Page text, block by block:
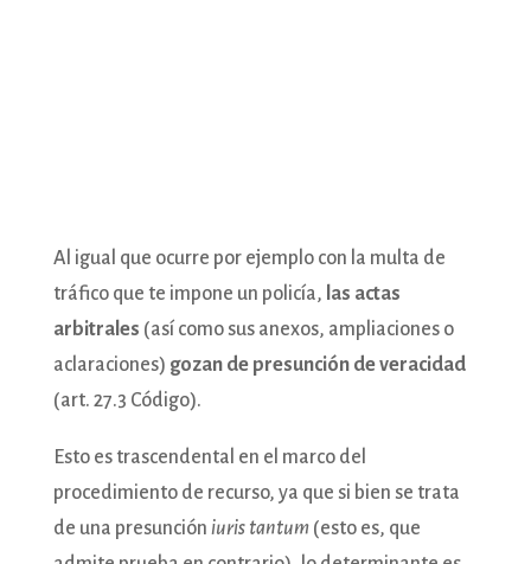
Al igual que ocurre por ejemplo con la multa de
tráfico que te impone un policía, las actas
arbitrales (así como sus anexos, ampliaciones o
aclaraciones) gozan de presunción de veracidad
(art. 27.3 Código).
Esto es trascendental en el marco del
procedimiento de recurso, ya que si bien se trata
de una presunción iuris tantum (esto es, que